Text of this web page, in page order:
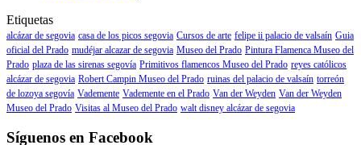
Etiquetas
alcázar de segovia casa de los picos segovia Cursos de arte felipe ii palacio de valsaín Guia
oficial del Prado mudéjar alcazar de segovia Museo del Prado Pintura Flamenca Museo del
Prado plaza de las sirenas segovía Primitivos flamencos Museo del Prado reyes católicos
alcázar de segovia Robert Campin Museo del Prado ruinas del palacio de valsaín torreón
de lozoya segovía Vademente Vademente en el Prado Van der Weyden Van der Weyden
Museo del Prado Visitas al Museo del Prado walt disney alcázar de segovia
Síguenos en Facebook